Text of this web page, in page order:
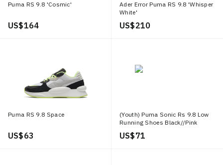
Puma RS 9.8 'Cosmic'
US$ 164
Ader Error Puma RS 9.8 'Whisper
White'
US$ 210
Puma RS 9.8 Space
US$ 63
(Youth) Puma Sonic Rs 9.8 Low
Running Shoes Black//Pink
'White'
US$ 71